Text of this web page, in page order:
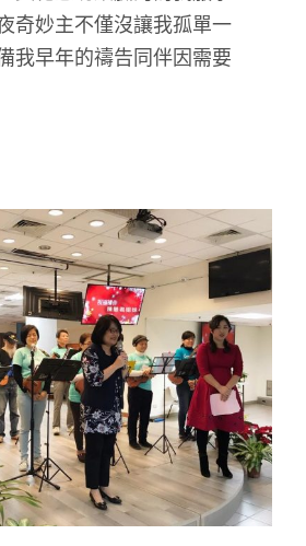
奇妙主不僅沒讓我孤單一
我早年的禱告同伴因需要